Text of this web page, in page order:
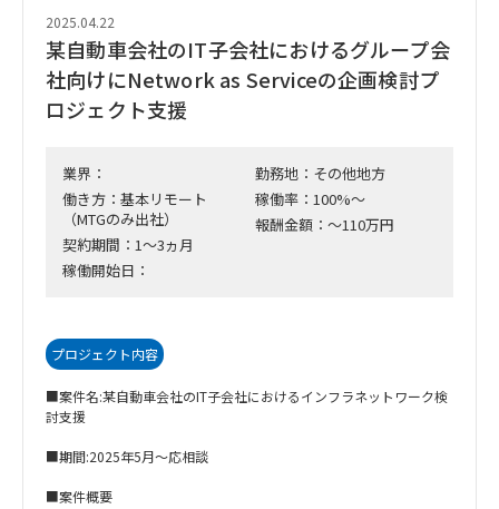
2025.04.22
某自動車会社のIT子会社におけるグループ会
社向けにNetwork as Serviceの企画検討プ
ロジェクト支援
業界：
働き方：基本リモート
（MTGのみ出社）
契約期間：1～3ヵ月
稼働開始日：
勤務地：その他地方
稼働率：100%～
報酬金額：～110万円
プロジェクト内容
■案件名:某自動車会社のIT子会社におけるインフラネットワーク検
討支援
■期間:2025年5月～応相談
■案件概要